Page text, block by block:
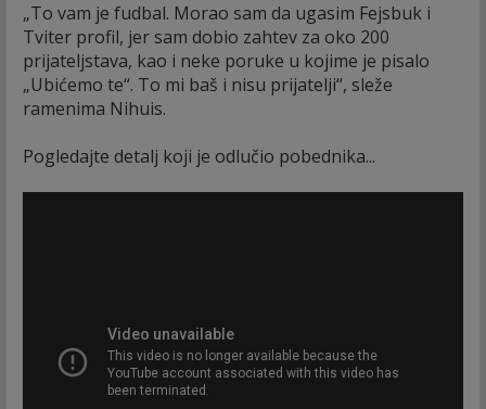
„To vam je fudbal. Morao sam da ugasim Fejsbuk i
Tviter profil, jer sam dobio zahtev za oko 200
prijateljstava, kao i neke poruke u kojime je pisalo
„Ubićemo te“. To mi baš i nisu prijatelji“, sleže
ramenima Nihuis.
Pogledajte detalj koji je odlučio pobednika...